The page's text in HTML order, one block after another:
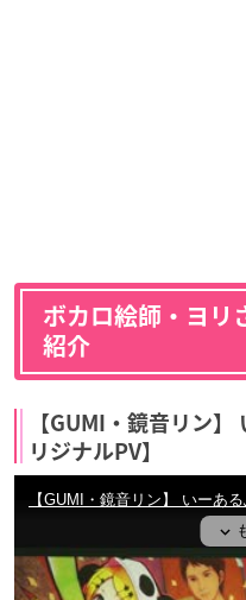
ボカロ絵師・ヨリ
紹介
【GUMI・鏡音リン
リジナルPV】